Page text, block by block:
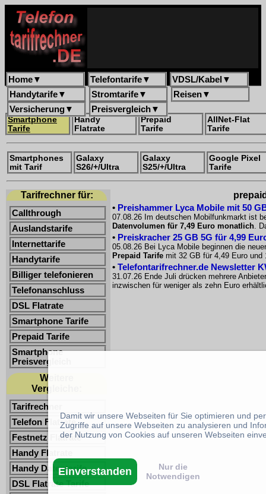
Home▼ Telefontarife▼ VDSL/Kabel ▼
Handytarife▼ Stromtarife▼ Reisen▼
Versicherung▼ Preisvergleich▼
Smartphone
Tarife
Handy
Flatrate
Prepaid
Tarife
AllNet-Flat
Tarife
Smartphones
mit Tarif
Galaxy
S26/+/Ultra
Galaxy
S25/+/Ultra
Google Pixel
Tarife
Tarifrechner für:
Callthrough
Auslandstarife
Internettarife
Handytarife
Billiger telefonieren
Telefonanschluss
DSL Flatrate
Smartphone Tarife
Prepaid Tarife
Smartphone
Preisvergleich
Weitere
Vergleiche:
Tarifrechner
Telefon Flatrate
Festnetz Flatrate
Handy Flatrate
Handy Datentarife
DSL Flatrate Tarife
• Preishammer Lyca Mobile mit 50
07.08.26 Im deutschen Mobilfunkmarkt ist
Datenvolumen für 7,49 Euro monatlich.
• Preiskracher 25 GB 5G für 4,99
05.08.26 Bei Lyca Mobile beginnen die
Prepaid Tarife mit 32 GB für 4,49 Euro
• Telefontarifrechner.de Newsletter
31.07.26 Ende Juli drücken mehrere
inzwischen für weniger als zehn Euro
Damit wir unsere Webseiten für Sie optimieren und
Zugriffe auf unsere Webseiten zu analysieren und
der Nutzung von Cookies auf unseren Webseiten
Einverstanden
Nur die
Notwendigen